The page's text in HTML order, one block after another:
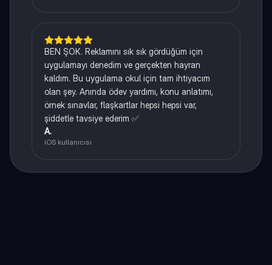
BEN ŞOK. Reklamını sık sık gördüğüm için
uygulamayı denedim ve gerçekten hayran
kaldım. Bu uygulama okul için tam ihtiyacım
olan şey. Anında ödev yardımı, konu anlatımı,
örnek sınavlar, flaşkartlar hepsi hepsi var,
şiddetle tavsiye ederim ✅
A.
iOS kullanıcısı